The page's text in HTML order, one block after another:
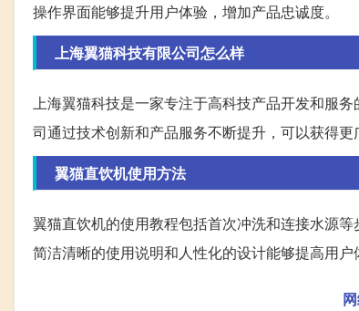
操作界面能够提升用户体验，增加产品忠诚度。
上海翼猫科技有限公司怎么样
上海翼猫科技是一家专注于高科技产品开发和服
司通过技术创新和产品服务不断提升，可以获得
翼猫直饮机使用方法
翼猫直饮机的使用教程包括首次冲洗和连接水源
简洁清晰的使用说明和人性化的设计能够提高用户